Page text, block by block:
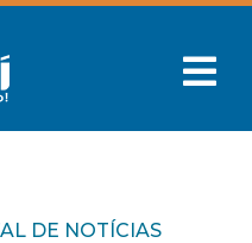
DE NOTÍCIAS